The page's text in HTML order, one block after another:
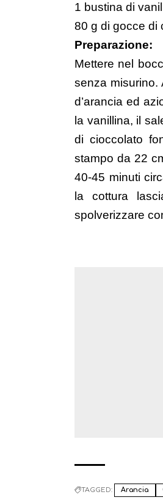
1 bustina di
80 g di gocce di
Preparazione:
Mettere nel
senza misurino.
d’arancia ed
la vanillina, il
di cioccolato
stampo da 22
40-45 minuti
la cottura
spolverizzare
TAGGED: Arancia